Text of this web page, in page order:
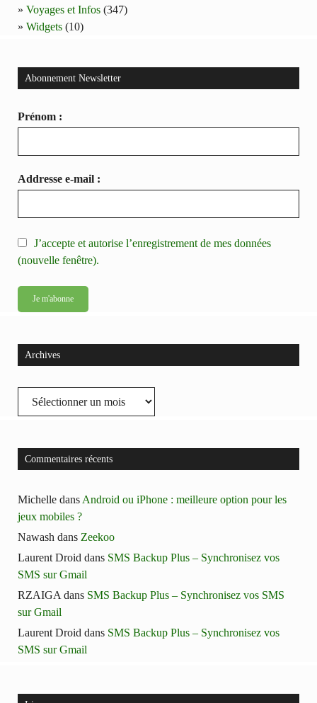
Voyages et Infos (347)
Widgets (10)
Abonnement Newsletter
Prénom :
Addresse e-mail :
J’accepte et autorise l’enregistrement de mes données
(nouvelle fenêtre).
Archives
Archives
Commentaires récents
Michelle dans Android ou iPhone : meilleure option pour les
jeux mobiles ?
Nawash dans Zeekoo
Laurent Droid dans SMS Backup Plus – Synchronisez vos
SMS sur Gmail
RZAIGA dans SMS Backup Plus – Synchronisez vos SMS
sur Gmail
Laurent Droid dans SMS Backup Plus – Synchronisez vos
SMS sur Gmail